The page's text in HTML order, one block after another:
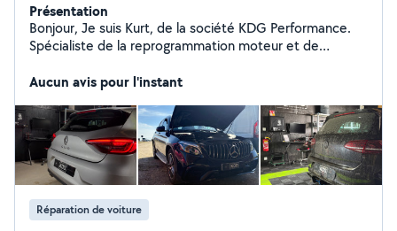
Présentation
Bonjour, Je suis Kurt, de la société KDG Performance.
Spécialiste de la reprogrammation moteur et de
services pour améliorer les performances et la fiabilité
FAP ou EGR - Passage à la valise pour diagnostic
complet - Augmentation de la puissance et du couple
moteur - Conversion de votre véhicule essence à
l'éthanol (E85) Performance, économie et fiabilité KDG
Performance, votre partenaire automobile de confiance.
Aucun avis pour l'instant
Réparation de voiture